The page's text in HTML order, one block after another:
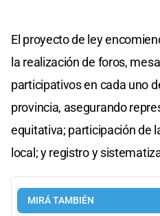
El proyecto de ley
la realización de foros,
participativos en cada uno
provincia, asegurando
equitativa; participación de
local; y registro y
MIRÁ TAMBIÉN